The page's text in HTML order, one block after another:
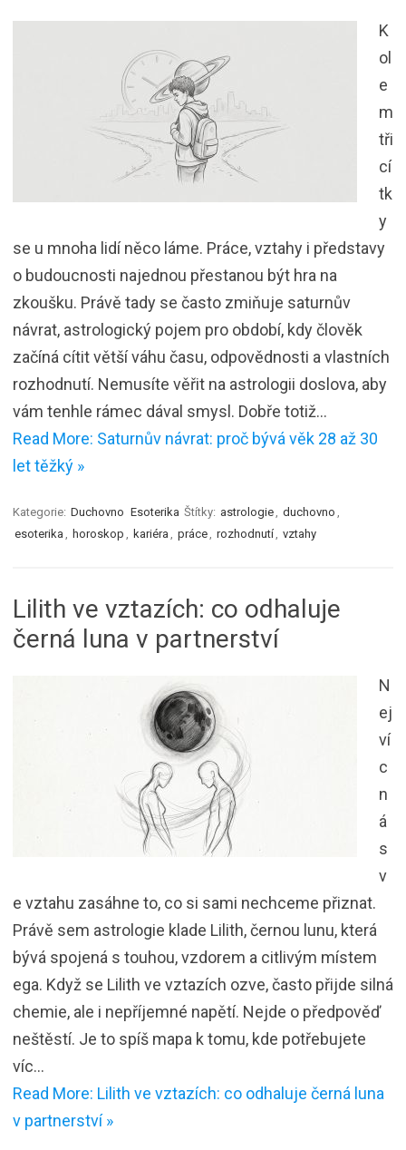
K
ol
e
m
tři
cí
tk
y
se u mnoha lidí něco láme. Práce, vztahy i představy
o budoucnosti najednou přestanou být hra na
zkoušku. Právě tady se často zmiňuje saturnův
návrat, astrologický pojem pro období, kdy člověk
začíná cítit větší váhu času, odpovědnosti a vlastních
rozhodnutí. Nemusíte věřit na astrologii doslova, aby
vám tenhle rámec dával smysl. Dobře totiž…
Read More: Saturnův návrat: proč bývá věk 28 až 30
let těžký »
Kategorie: Duchovno Esoterika Štítky: astrologie duchovno
esoterika
horoskop kariéra práce rozhodnutí vztahy
Lilith ve vztazích: co odhaluje
černá luna v partnerství
N
ej
ví
c
n
á
s
v
e vztahu zasáhne to, co si sami nechceme přiznat.
Právě sem astrologie klade Lilith, černou lunu, která
bývá spojená s touhou, vzdorem a citlivým místem
ega. Když se Lilith ve vztazích ozve, často přijde silná
chemie, ale i nepříjemné napětí. Nejde o předpověď
neštěstí. Je to spíš mapa k tomu, kde potřebujete
víc…
Read More: Lilith ve vztazích: co odhaluje černá luna
v partnerství »